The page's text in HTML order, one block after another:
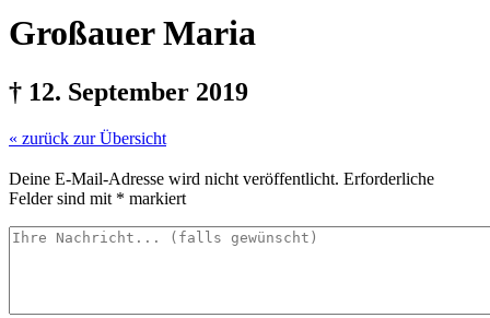
GroßauerMaria
† 12. September 2019
« zurück zur Übersicht
Deine E-Mail-Adresse wird nicht veröffentlicht. Erforderliche
Felder sind mit * markiert